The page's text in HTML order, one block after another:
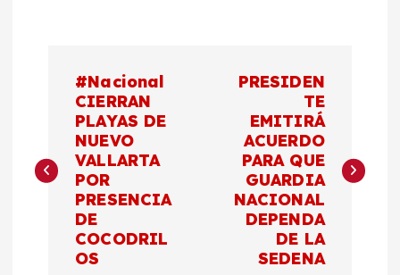
v
e
#Nacional
CIERRAN
PLAYAS DE
NUEVO
VALLARTA
POR
PRESENCIA
DE
COCODRIL
OS
PRESIDEN
TE
EMITIRÁ
ACUERDO
PARA QUE
GUARDIA
NACIONAL
DEPENDA
DE LA
SEDENA